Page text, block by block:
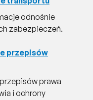
odnośnie
zabezpieczeń.
przepisów
prawa
i ochrony